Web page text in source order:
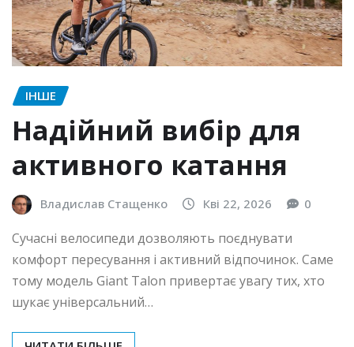
ІНШЕ
Надійний вибір для
активного катання
Владислав Стащенко Кві 22, 2026 0
Сучасні велосипеди дозволяють поєднувати
комфорт пересування і активний відпочинок. Саме
тому модель Giant Talon привертає увагу тих, хто
шукає універсальний…